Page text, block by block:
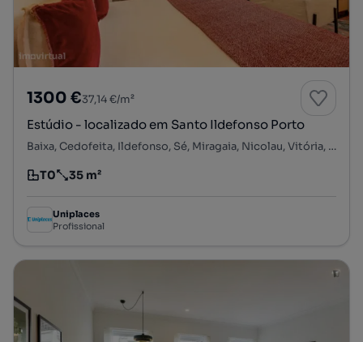
1300 €37,14 €/m²
Estúdio - localizado em Santo Ildefonso Porto
Baixa, Cedofeita, Ildefonso, Sé, Miragaia, Nicolau, Vitória, Porto, Porto
Tipologia
T0
Preço por metro quadrado
35 m²
Uniplaces
Profissional